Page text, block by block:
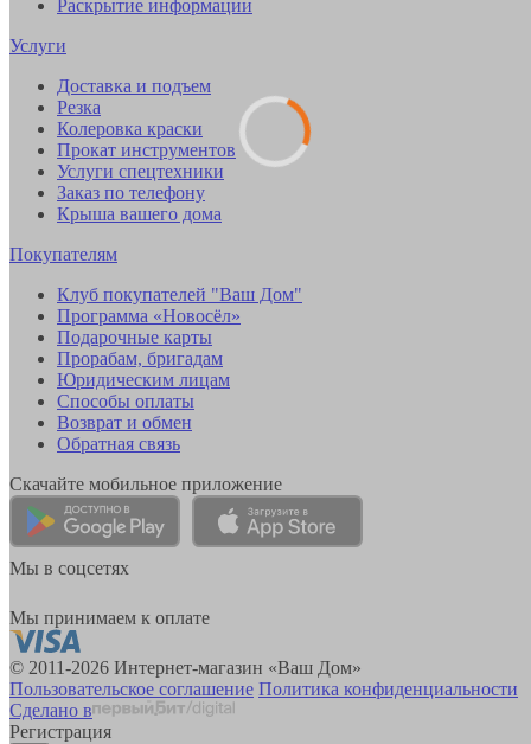
Раскрытие информации
Услуги
Доставка и подъем
Резка
Колеровка краски
Прокат инструментов
Услуги спецтехники
Заказ по телефону
Крыша вашего дома
Покупателям
Клуб покупателей "Ваш Дом"
Программа «Новосёл»
Подарочные карты
Прорабам, бригадам
Юридическим лицам
Способы оплаты
Возврат и обмен
Обратная связь
Скачайте мобильное приложение
Мы в соцсетях
Мы принимаем к оплате
© 2011-2026 Интернет-магазин «Ваш Дом»
Пользовательское соглашение Политика конфиденциальности
Сделано в
Регистрация